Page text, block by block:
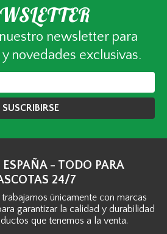
newsletter para
novedades exclusivas.
SUSCRIBIRSE
- TODO PARA
24/7
únicamente con marcas
garantizar la calidad y durabilidad
que tenemos a la venta.